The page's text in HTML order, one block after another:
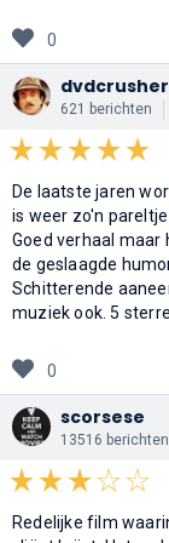
0
dvdcrusher
621 berichten
De laatste jaren
is weer zo'n
Goed verhaal
de geslaagde
Schitterende
muziek ook. 5
0
scorsese
13516 berichten
Redelijke film